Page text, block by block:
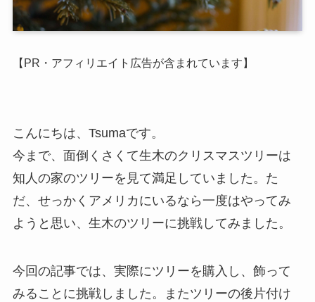
【PR・アフィリエイト広告が含まれています】
こんにちは、Tsumaです。
今まで、面倒くさくて生木のクリスマスツリーは
知人の家のツリーを見て満足していました。た
だ、せっかくアメリカにいるなら一度はやってみ
ようと思い、生木のツリーに挑戦してみました。
今回の記事では、実際にツリーを購入し、飾って
みることに挑戦しました。またツリーの後片付け